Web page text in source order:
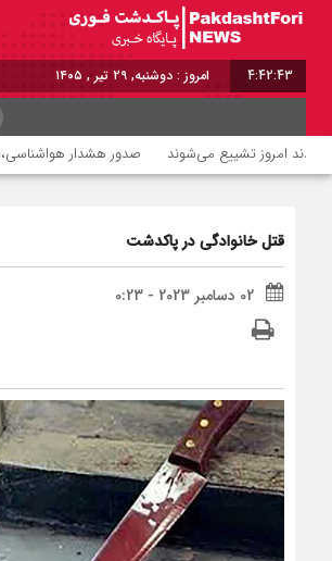
4:42:44 امروز : دوشنبه, ۲۹ تیر , ۱۴۰۵
صدور هشدار
قتل خانوادگی در پاکدشت
02 دسامبر 2023 - 0:23